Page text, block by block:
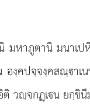
มหาภูตานิ มนาเ
งฺคปจฺจงฺคสณฺา
วฺจกฏฺเน ยกฺ